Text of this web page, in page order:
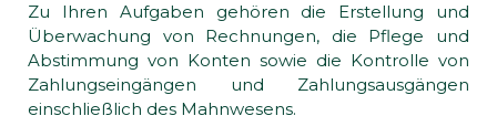
Zu Ihren Aufgaben gehören die Erstellung und
Überwachung von Rechnungen, die Pflege und
Abstimmung von Konten sowie die Kontrolle von
Zahlungseingängen und Zahlungsausgängen
einschließlich des Mahnwesens.